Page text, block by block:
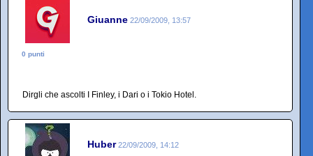
Giuanne 22/09/2009, 13:57
0 punti
Dirgli che ascolti I Finley, i Dari o i Tokio Hotel.
Huber 22/09/2009, 14:12